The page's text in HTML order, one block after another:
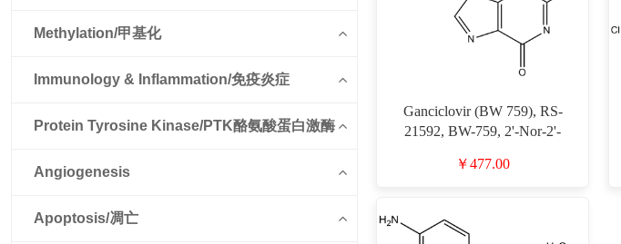
Methylation/甲基化
Immunology & Inflammation/免疫炎症
Protein Tyrosine Kinase/PTK酪氨酸蛋白激酶
Angiogenesis
Apoptosis/凋亡
Ganciclovir (BW 759), RS-
21592, BW-759, 2'-Nor-2'-
氧鸟苷（CAS#82410-32-0 目录
￥477.00